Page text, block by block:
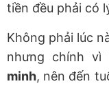
tiền đều phải có
Không phải lúc
nhưng chính vì
minh, nên đến